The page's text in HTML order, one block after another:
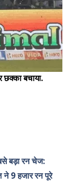
छक्का बचाया.
बड़ा रन चेज:
ने 9 हजार रन पूरे